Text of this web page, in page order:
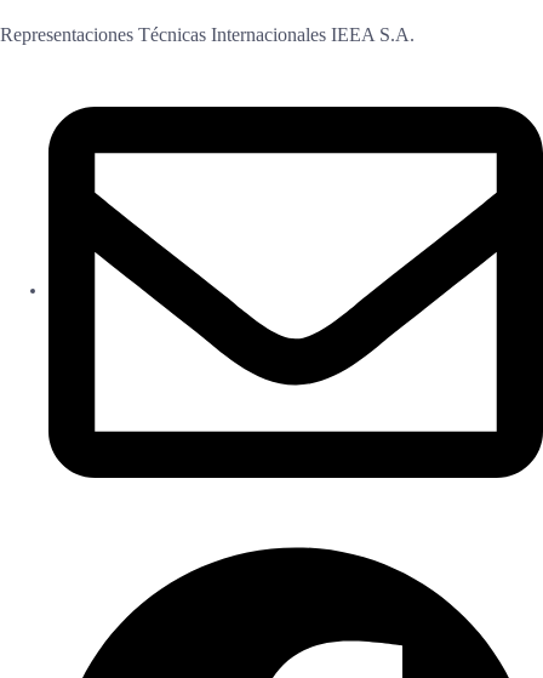
Representaciones Técnicas Internacionales IEEA S.A.